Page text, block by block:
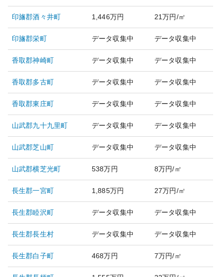
印旛郡酒々井町 1,446万円 21万円/㎡
印旛郡栄町 データ収集中 データ収集中
香取郡神崎町 データ収集中 データ収集中
香取郡多古町 データ収集中 データ収集中
香取郡東庄町 データ収集中 データ収集中
山武郡九十九里町 データ収集中 データ収集中
山武郡芝山町 データ収集中 データ収集中
山武郡横芝光町 538万円 8万円/㎡
長生郡一宮町 1,885万円 27万円/㎡
長生郡睦沢町 データ収集中 データ収集中
長生郡長生村 データ収集中 データ収集中
長生郡白子町 468万円 7万円/㎡